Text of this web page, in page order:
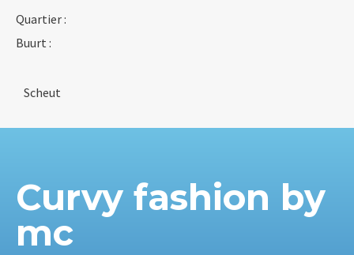
Quartier :
Buurt :
Scheut
Curvy fashion by
mc